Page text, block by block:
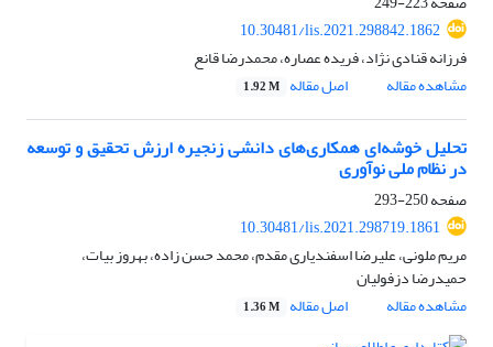
10.30481/lis.2021.298842.1862
فرزانه قنادی نژاد، فریده عصاره، محمدرضا قانع
مشاهده مقاله
اصل مقاله 1.92 M
تحلیل خوشه‌ای همکاری‌های دانشی زنجیره ارزش تحقیق و توسعه
در نظام ملی نوآوری
صفحه250-293
10.30481/lis.2021.298719.1861
مریم ملونی، علیرضا اسفندیاری مقدم، محمد حسن زاده، بهروز بیات،
حمیدرضا دزفولیان
مشاهده مقاله
اصل مقاله 1.36 M